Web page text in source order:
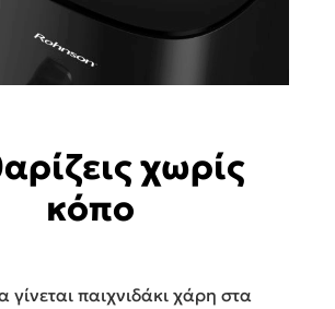
χωρίς
κόπο
παιχνιδάκι χάρη στα